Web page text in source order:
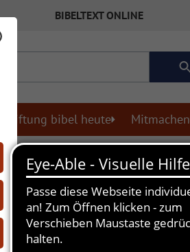
BIBELTEXT ONLINE
Stiftung bibel heute Mitmachen